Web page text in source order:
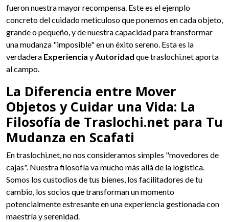
fueron nuestra mayor recompensa. Este es el ejemplo
concreto del cuidado meticuloso que ponemos en cada objeto,
grande o pequeño, y de nuestra capacidad para transformar
una mudanza "imposible" en un éxito sereno. Esta es la
verdadera Experiencia yAutoridad que traslochi.net aporta
al campo.
La Diferencia entre Mover
Objetos y Cuidar una Vida: La
Filosofía de Traslochi.net para Tu
Mudanza en Scafati
En traslochi.net, no nos consideramos simples "movedores de
cajas". Nuestra filosofía va mucho más allá de la logística.
Somos los custodios de tus bienes, los facilitadores de tu
cambio, los socios que transforman un momento
potencialmente estresante en una experiencia gestionada con
maestría y serenidad.